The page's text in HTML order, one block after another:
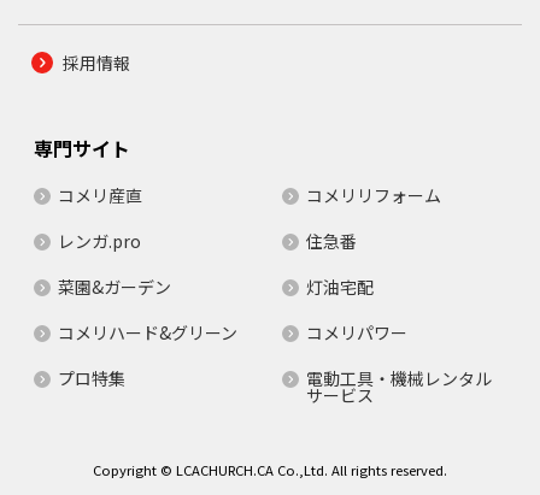
採用情報
専門サイト
コメリ産直
コメリリフォーム
レンガ.pro
住急番
菜園&ガーデン
灯油宅配
コメリハード&グリーン
コメリパワー
プロ特集
電動工具・機械レンタル
サービス
Copyright © LCACHURCH.CA Co.,Ltd. All rights reserved.